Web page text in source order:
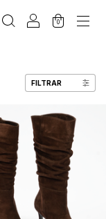
0
FILTRAR